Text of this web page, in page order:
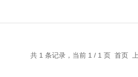
共 1 条记录，当前 1 / 1 页 首页